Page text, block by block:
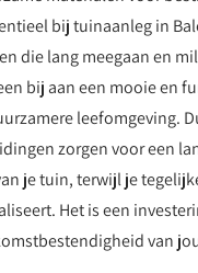
bij tuinaanleg in
die lang meegaan en
bij aan een mooie en
leefomgeving.
zorgen voor een
je tuin, terwijl je
Het is een
van